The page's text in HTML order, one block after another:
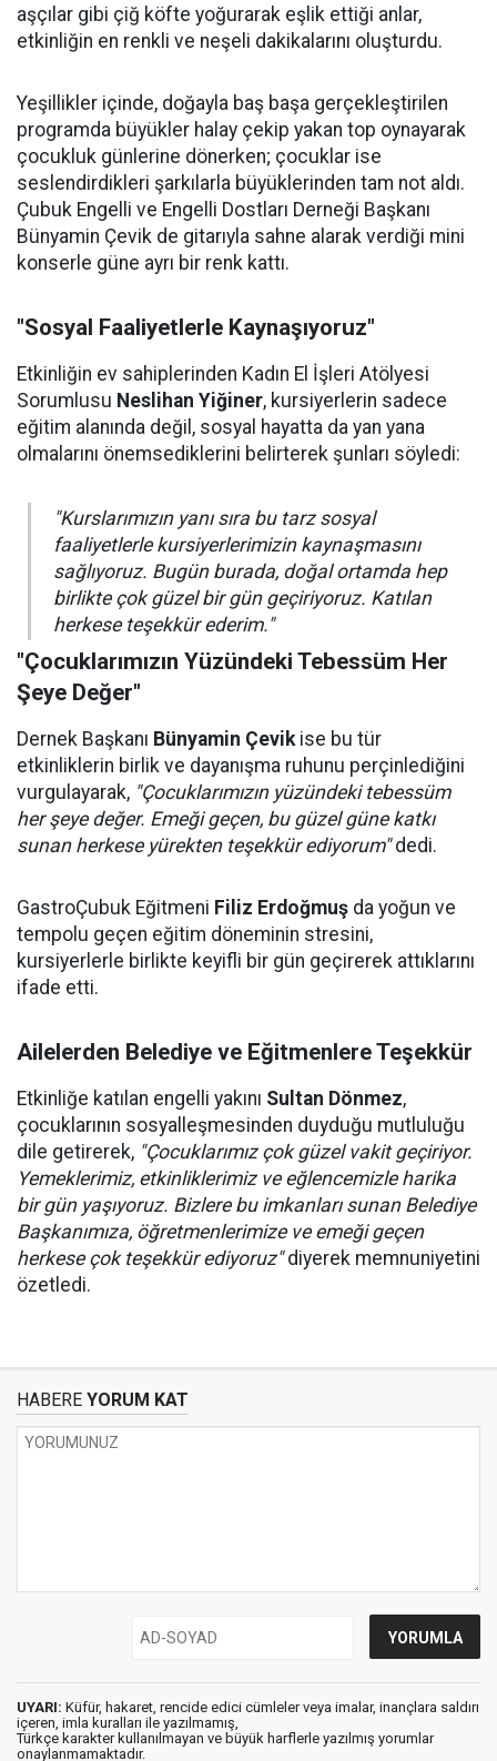
aşçılar gibi çiğ köfte yoğurarak eşlik ettiği anlar,
etkinliğin en renkli ve neşeli dakikalarını oluşturdu.
Yeşillikler içinde, doğayla baş başa gerçekleştirilen
programda büyükler halay çekip yakan top oynayarak
çocukluk günlerine dönerken; çocuklar ise
seslendirdikleri şarkılarla büyüklerinden tam not aldı.
Çubuk Engelli ve Engelli Dostları Derneği Başkanı
Bünyamin Çevik de gitarıyla sahne alarak verdiği mini
konserle güne ayrı bir renk kattı.
"Sosyal Faaliyetlerle Kaynaşıyoruz"
Etkinliğin ev sahiplerinden Kadın El İşleri Atölyesi
Sorumlusu Neslihan Yiğiner, kursiyerlerin sadece
eğitim alanında değil, sosyal hayatta da yan yana
olmalarını önemsediklerini belirterek şunları söyledi:
"Kurslarımızın yanı sıra bu tarz sosyal
faaliyetlerle kursiyerlerimizin kaynaşmasını
sağlıyoruz. Bugün burada, doğal ortamda hep
birlikte çok güzel bir gün geçiriyoruz. Katılan
herkese teşekkür ederim."
"Çocuklarımızın Yüzündeki Tebessüm Her
Şeye Değer"
Dernek Başkanı Bünyamin Çevikise bu tür
etkinliklerin birlik ve dayanışma ruhunu perçinlediğini
vurgulayarak, "Çocuklarımızın yüzündeki tebessüm
her şeye değer. Emeği geçen, bu güzel güne katkı
sunan herkese yürekten teşekkür ediyorum"dedi.
GastroÇubuk Eğitmeni Filiz Erdoğmuş da yoğun ve
tempolu geçen eğitim döneminin stresini,
kursiyerlerle birlikte keyifli bir gün geçirerek attıklarını
ifade etti.
Ailelerden Belediye ve Eğitmenlere Teşekkür
Etkinliğe katılan engelli yakını Sultan Dönmez,
çocuklarının sosyalleşmesinden duyduğu mutluluğu
dile getirerek, "Çocuklarımız çok güzel vakit geçiriyor.
Yemeklerimiz, etkinliklerimiz ve eğlencemizle harika
bir gün yaşıyoruz. Bizlere bu imkanları sunan Belediye
Başkanımıza, öğretmenlerimize ve emeği geçen
herkese çok teşekkür ediyoruz"diyerek memnuniyetini
özetledi.
HABERE YORUM KAT
UYARI: Küfür, hakaret, rencide edici cümleler veya imalar, inançlara saldırı
içeren, imla kuralları ile yazılmamış,
Türkçe karakter kullanılmayan ve büyük harflerle yazılmış yorumlar
onaylanmamaktadır.